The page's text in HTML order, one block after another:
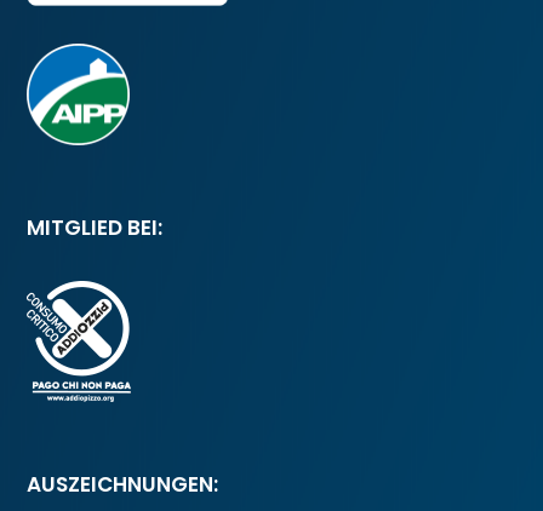
MITGLIED BEI:
AUSZEICHNUNGEN: